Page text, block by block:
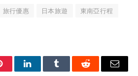
旅行優惠 日本旅遊
東南亞行程
LinkedInTumblr Reddit Email